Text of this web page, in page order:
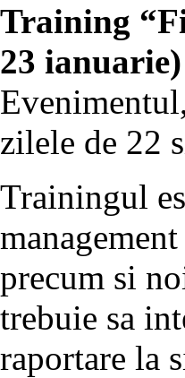
Training
23 ianuarie)
zilele de 22
Trainingul
precum si
trebuie sa
raportare la